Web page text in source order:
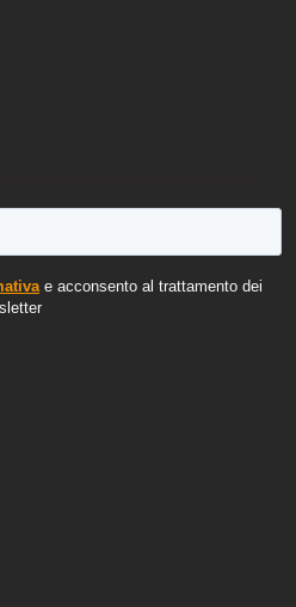
e acconsento al trattamento dei